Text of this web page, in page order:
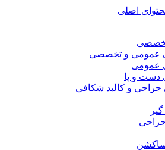
اصلی
عمومی و تخصصی
عمومی
دست و پا
جراحی و کالبد شکافی
ساکشن